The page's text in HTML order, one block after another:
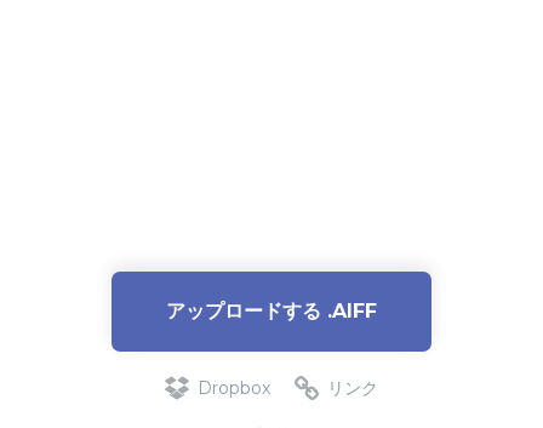
アップロードする .AIFF
Dropbox リンク